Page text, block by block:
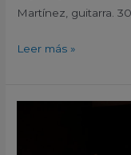
Martínez, guitarra.
Leer más »